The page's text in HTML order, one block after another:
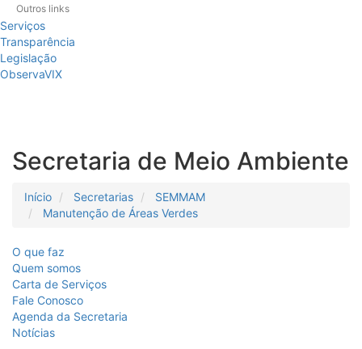
para
a
lista
de
secretarias
página
de
[]
a
listagem
de
notícias
[]
Ir
Outros links
Serviços
Transparência
Legislação
ObservaVIX
Secretaria de Meio Ambiente
Início Secretarias
SEMMAM
Manutenção de Áreas Verdes
O que faz
Quem somos
Carta de Serviços
Fale Conosco
Agenda da Secretaria
Notícias